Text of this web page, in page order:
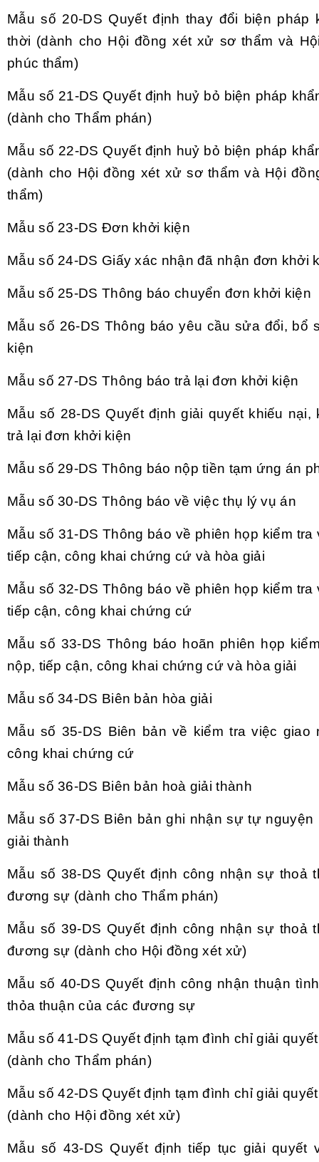
Mẫu số 20-DS Quyết định thay đổi biện pháp
thời (dành cho Hội đồng xét xử sơ thẩm và
phúc thẩm)
Mẫu số 21-DS Quyết định huỷ bỏ biện pháp
(dành cho Thẩm phán)
Mẫu số 22-DS Quyết định huỷ bỏ biện pháp
(dành cho Hội đồng xét xử sơ thẩm và Hội
thẩm)
Mẫu số 23-DS Đơn khởi kiện
Mẫu số 24-DS Giấy xác nhận đã nhận đơn khởi
Mẫu số 25-DS Thông báo chuyển đơn khởi kiện
Mẫu số 26-DS Thông báo yêu cầu sửa đổi, bổ
kiện
Mẫu số 27-DS Thông báo trả lại đơn khởi kiện
Mẫu số 28-DS Quyết định giải quyết khiếu nại,
trả lại đơn khởi kiện
Mẫu số 29-DS Thông báo nộp tiền tạm ứngán
Mẫu số 30-DS Thông báo về việc thụ l ý vụán
Mẫu số 31-DS Thông báo về phiên họp kiểm tra
tiếp cận, công khai chứng cứ và hòa giải
Mẫu số 32-DS Thông báo về phiên họp kiểm tra
tiếp cận, công khai chứng cứ
Mẫu số 33-DS Thông báo hoãn phiên họp
nộp, tiếp cận, công khai chứng cứ và hòa giải
Mẫu số 34-DS Biên bản hòa giải
Mẫu số 35-DS Biên bản về kiểm tra việc giao
công khai chứng cứ
Mẫu số 36-DS Biên bản hoà giải thành
Mẫu số 37-DS Biên bản ghi nhận sự tự nguyện
giải thành
Mẫu số 38-DS Quyết định công nhận sự thoả
đương sự (dành cho Thẩm phán)
Mẫu số 39-DS Quyết định công nhận sự thoả
đương sự (dành cho Hội đồng xét xử)
Mẫu số 40-DS Quyết định công nhận thuận t
thỏa thuận của các đương sự
Mẫu số 41-DS Quyết định tạm đình chỉ giải
(dành cho Thẩm phán)
Mẫu số 42-DS Quyết định tạm đình chỉ giải
(dành cho Hội đồng xét xử)
Mẫu số 43-DS Quyết định tiếp tục giải quyết